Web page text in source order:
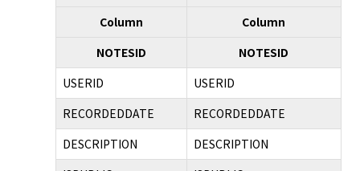
Column
Column
NOTESID
NOTESID
USERID
USERID
RECORDEDDATE
RECORDEDDATE
DESCRIPTION
DESCRIPTION